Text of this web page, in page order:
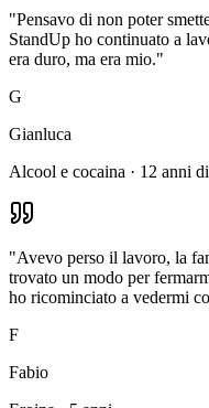
"Pensavo di non poter
StandUp ho continuato a
era duro, ma era mio."
G
Gianluca
Alcool e cocaina · 12 anni
"Avevo perso il lavoro, la
trovato un modo per
ho ricominciato a vedermi
F
Fabio